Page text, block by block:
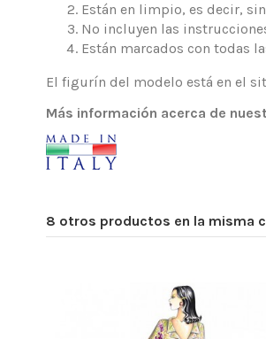
Están en limpio, es decir,
No incluyen las
Están marcados con todas
El figurín del modelo está en el
Más información acerca de
8 otros productos en la misma